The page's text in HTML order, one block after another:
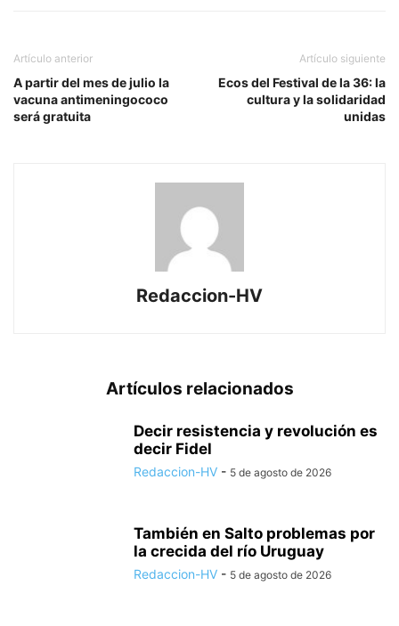
Artículo anterior
A partir del mes de julio la
vacuna antimeningococo
será gratuita
Artículo siguiente
Ecos del Festival de la 36: la
cultura y la solidaridad
unidas
Redaccion-HV
Artículos relacionados
Decir resistencia y revolución es
decir Fidel
Redaccion-HV - 5 de agosto de 2026
También en Salto problemas por
la crecida del río Uruguay
Redaccion-HV - 5 de agosto de 2026